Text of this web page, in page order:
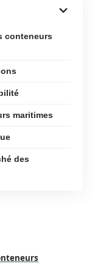
conteneurs
maritimes
des